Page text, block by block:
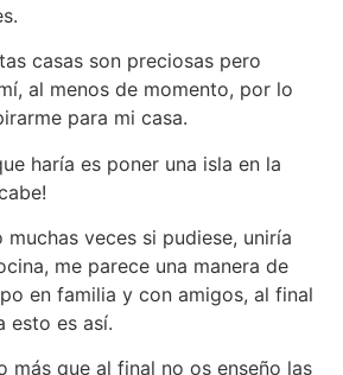
casas son preciosas pero
al menos de momento, por lo
para mi casa.
haría es poner una isla en la
veces si pudiese, uniría
me parece una manera de
en familia y con amigos, al final
esto es así.
más que al final no os enseño las